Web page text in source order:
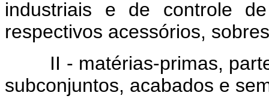
industriais e de controle
respectivos acessórios,
II - matérias-primas,
subconjuntos, acabados e